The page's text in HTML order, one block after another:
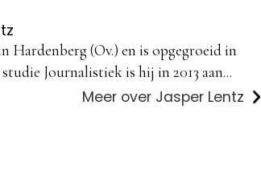
Hardenberg (Ov.) en is opgegroeid in
Journalistiek is hij in 2013 aan...
Meer over Jasper Lentz